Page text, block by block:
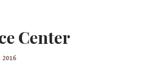
Center
2016